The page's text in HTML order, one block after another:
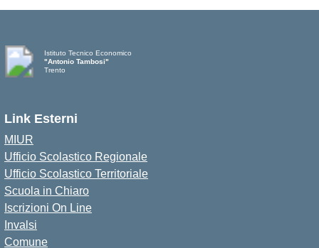
Istituto Tecnico Economico
"Antonio Tambosi"
Trento
Link Esterni
MIUR
Ufficio Scolastico Regionale
Ufficio Scolastico Territoriale
Scuola in Chiaro
Iscrizioni On Line
Invalsi
Comune